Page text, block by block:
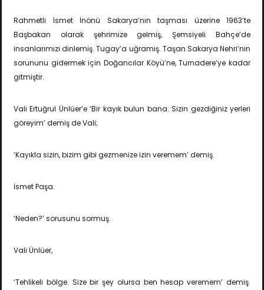
Rahmetli İsmet İnönü Sakarya’nın taşması üzerine 1963’te
Başbakan olarak şehrimize gelmiş, Şemsiyeli Bahçe’de
insanlarımızı dinlemiş. Tugay’a uğramış. Taşan Sakarya Nehri’nin
sorununu gidermek için Doğancılar Köyü’ne, Turnadere’ye kadar
gitmiştir.
Vali Ertuğrul Ünlüer’e ‘Bir kayık bulun bana. Sizin gezdiğiniz yerleri
göreyim’ demiş de Vali;
‘Kayıkla sizin, bizim gibi gezmenize izin veremem’ demiş.
İsmet Paşa.
‘Neden?’ sorusunu sormuş.
Vali Ünlüer,
‘Tehlikeli bölge. Size bir şey olursa ben hesap veremem’ demiş.